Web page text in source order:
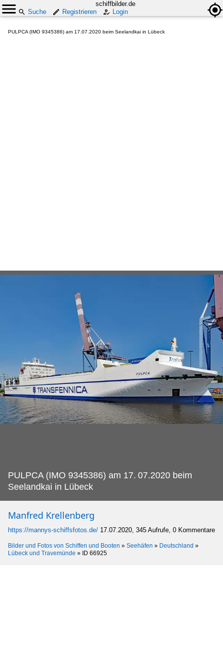
schiffbilder.de
Suche
Registrieren Login
PULPCA (IMO 9345386) am 17.07.2020 beim Seelandkai in Lübeck
PULPCA (IMO 9345386) am 17. 07.2020 beim
Seelandkai in Lübeck
Manfred Krellenberg
https://mannys-schiffsfotos.de/ 17.07.2020, 345 Aufrufe, 0 Kommentare
Bilder und Fotos von Schiffen und Booten » Seehäfen » Deutschland »
Lübeck und Travemünde » ID 66925